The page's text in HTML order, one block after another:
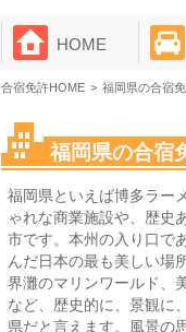
HOME
合宿免許HOME 福岡県の合宿
福岡県の合宿
福岡県といえば博多ラー
ゃれな商業施設や、歴史
市です。本州の入り口で
んだ日本の最も美しい場
界灘のマリンワールド、
など、歴史的に、景観に
県だと言えます。風景の